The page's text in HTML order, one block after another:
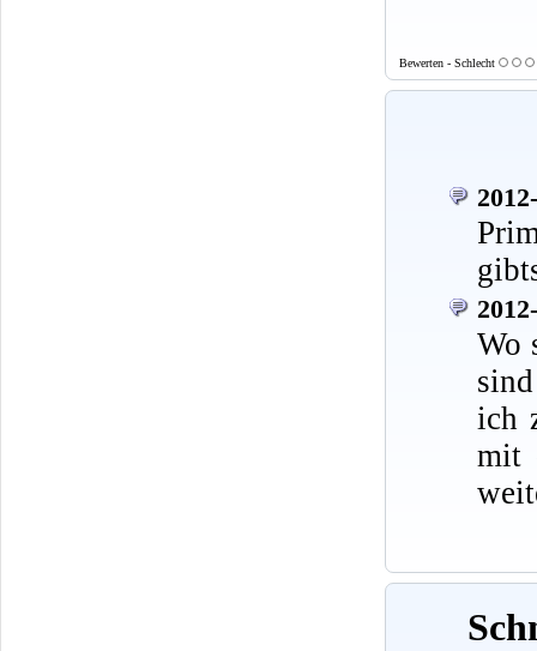
Bewerten - Schlecht
Wo
ich
mit